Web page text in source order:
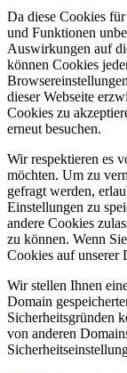
Da diese Cookies
und Funktionen
Auswirkungen auf
können Cookies
dieser Webseite
Cookies zu
erneut besuchen.
Wir respektieren es
möchten. Um zu
gefragt werden,
Einstellungen zu
andere Cookies
zu können. Wenn
Cookies auf unserer
Wir stellen Ihnen
Domain
Sicherheitsgründen
von anderen